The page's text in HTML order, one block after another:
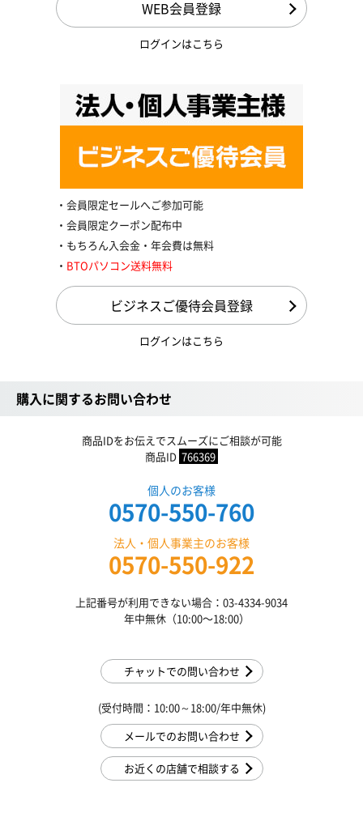
WEB会員登録
ログインはこちら
会員限定セールへご参加可能
会員限定クーポン配布中
もちろん入会金・年会費は無料
BTOパソコン送料無料
ビジネスご優待会員登録
ログインはこちら
購入に関するお問い合わせ
商品IDをお伝えでスムーズにご相談が可能
商品ID 766369
個人のお客様
0570-550-760
法人・個人事業主のお客様
0570-550-922
上記番号が利用できない場合：03-4334-9034
年中無休（10:00〜18:00）
チャットでの問い合わせ
(受付時間：10:00～18:00/年中無休)
メールでのお問い合わせ
お近くの店舗で相談する